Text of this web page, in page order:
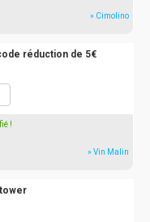
» Cimolino
réduction de 5€
!
» Vin Malin